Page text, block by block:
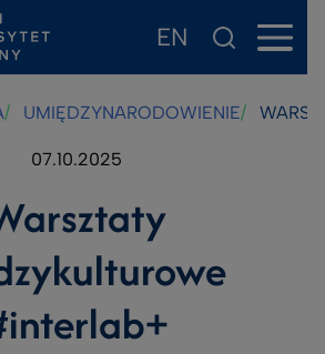
EN
UMIĘDZYNARODOWIENIE
07.10.2025